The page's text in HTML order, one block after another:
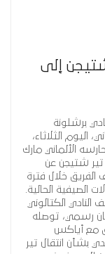
شتيجن إلى
برشلونة
اليوم الثلاثاء،
الألماني مارك
تير شتيجن عن
خلال فترة
الصيفية الحالية.
الكتالوني
رسمي، توصله
مع أياكس
بشأن انتقال تير